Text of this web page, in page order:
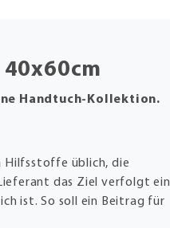
Handtuch-Kollektion.
Hilfsstoffe üblich, die
das Ziel verfolgt ein
ist. So soll ein Beitrag für